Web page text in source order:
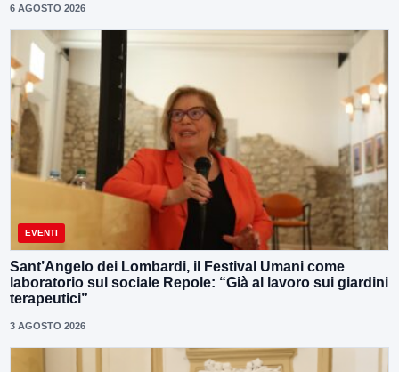
6 AGOSTO 2026
EVENTI
Sant’Angelo dei Lombardi, il Festival Umani come
laboratorio sul sociale Repole: “Già al lavoro sui giardini
terapeutici”
3 AGOSTO 2026